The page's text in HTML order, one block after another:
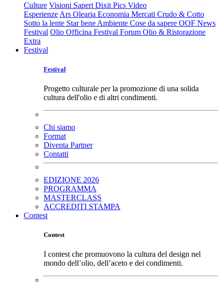
Culture Visioni Saperi Dixit Pics Video
Esperienze Ars Olearia Economia Mercati Crudo & Cotto
Sotto la lente Star bene Ambiente Cose da sapere OOF News
Festival Olio Officina Festival Forum Olio & Ristorazione
Extra
Festival
Festival
Progetto culturale per la promozione di una solida
cultura dell'olio e di altri condimenti.
Chi siamo
Format
Diventa Partner
Contatti
EDIZIONE 2026
PROGRAMMA
MASTERCLASS
ACCREDITI STAMPA
Contest
Contest
I contest che promuovono la cultura del design nel
mondo dell’olio, dell’aceto e dei condimenti.